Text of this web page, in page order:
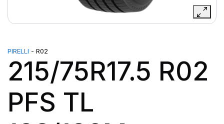
PIRELLI - R02
215/75R17.5 R02
PFS TL